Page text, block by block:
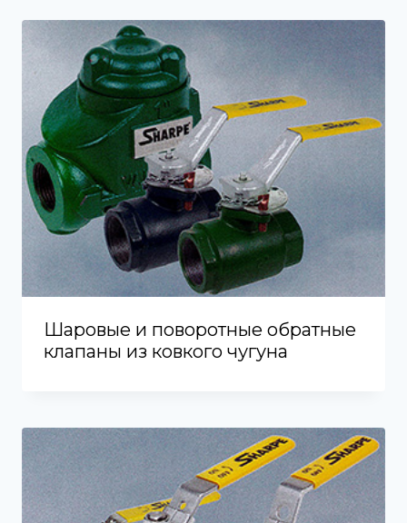
Шаровые и поворотные обратные
клапаны из ковкого чугуна